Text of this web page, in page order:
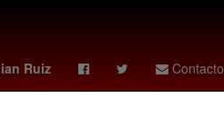
Ruiz Contacto
HBO